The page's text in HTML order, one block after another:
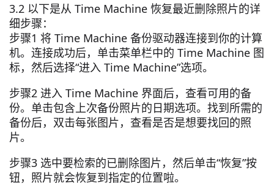
3.2 以下是从 Time Machine 恢复最近删除照片的详
细步骤：
步骤1 将 Time Machine 备份驱动器连接到你的计算
机。连接成功后，单击菜单栏中的 Time Machine 图
标，然后选择“进入 Time Machine”选项。
步骤2 进入 Time Machine 界面后，查看可用的备
份。单击包含上次备份照片的日期选项。找到所需的
备份后，双击每张图片，查看是否是想要找回的照
片。
步骤3 选中要检索的已删除图片，然后单击“恢复”按
钮，照片就会恢复到指定的位置啦。